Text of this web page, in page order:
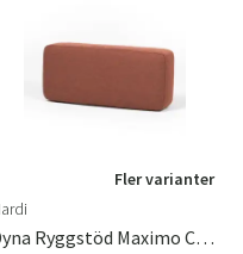
Fler varianter
Dyna Ryggstöd Maximo Cannella Sunbrella